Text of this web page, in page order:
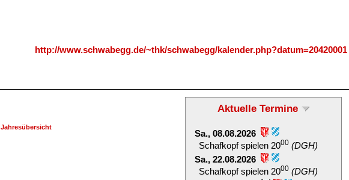
http://www.schwabegg.de/~thk/schwabegg/kalender.php?datum=20420001
Jahresübersicht
Aktuelle Termine
Sa., 08.08.2026
Schafkopf spielen 2000 (DGH)
Sa., 22.08.2026
Schafkopf spielen 2000 (DGH)